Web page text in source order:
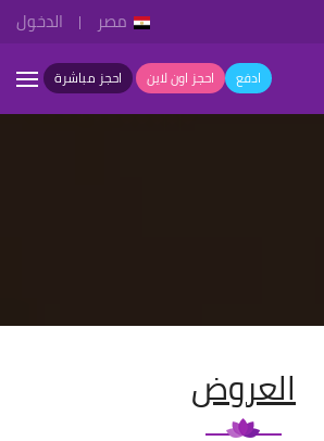
مصر الدخول
احجز مباشرة احجز اون لاين ادفع
العروض